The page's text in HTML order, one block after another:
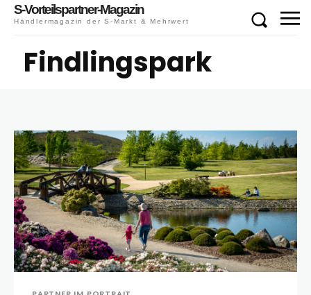
S-Vorteilspartner-Magazin
Händlermagazin der S-Markt & Mehrwert
Findlingspark